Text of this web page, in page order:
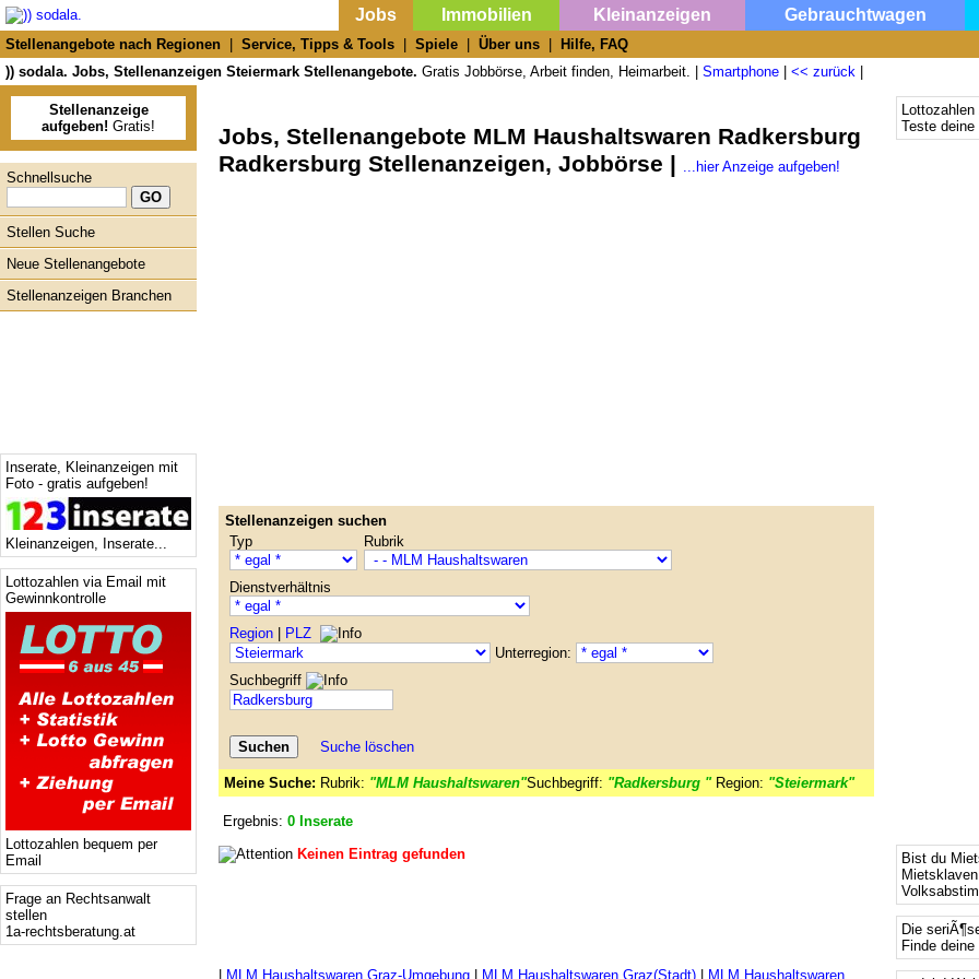
Jobs Immobilien Kleinanzeigen Gebrauchtwagen
Stellenangebote nach Regionen Service, Tipps & Tools Spiele Über uns
Hilfe, FAQ
)) sodala. Jobs, Stellenanzeigen Steiermark Stellenangebote. Gratis Jobbörse, Arbeit finden, Heimarbeit. | Smartphone << zurück
Stellenanzeige
aufgeben! Gratis!
Schnellsuche
Stellen Suche
Neue Stellenangebote
Stellenanzeigen Branchen
Inserate, Kleinanzeigen mit
Foto - gratis aufgeben!
Kleinanzeigen, Inserate...
Lottozahlen via Email mit
Gewinnkontrolle
Lottozahlen bequem per
Email
Frage an Rechtsanwalt
stellen
1a-rechtsberatung.at
Jobs, Stellenangebote MLM Haushaltswaren Radkersburg
Radkersburg Stellenanzeigen, Jobbörse | ...hier Anzeige aufgeben!
Stellenanzeigen suchen
Typ
Rubrik
Dienstverhältnis
Region
PLZ
Unterregion:
Suchbegriff
Suche löschen
Meine Suche: Rubrik: "MLM Haushaltswaren"Suchbegriff: "Radkersburg "Region: "Steiermark"
Ergebnis: 0 Inserate
Keinen Eintrag gefunden
MLM Haushaltswaren Graz-Umgebung MLM Haushaltswaren Graz(Stadt) MLM Haushaltswaren
Teste
Bist du
Mietsklaven
Die
Finde deine